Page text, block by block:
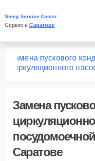
Smeg Service Center
Сервис в Саратове
Замена пускового
циркуляционного
Замена
Саратове